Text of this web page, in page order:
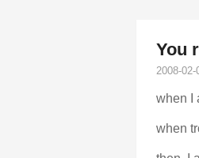
You
2008-02-
when I
when